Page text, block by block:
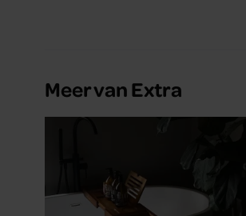
Meer van Extra